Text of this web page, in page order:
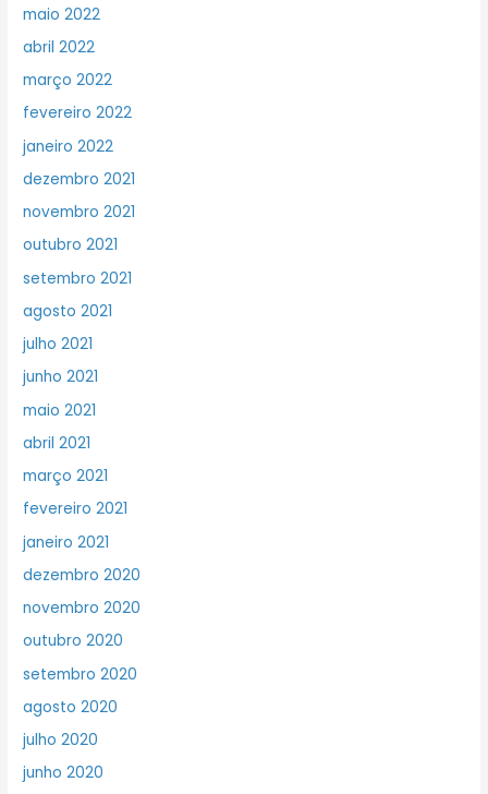
maio 2022
abril 2022
março 2022
fevereiro 2022
janeiro 2022
dezembro 2021
novembro 2021
outubro 2021
setembro 2021
agosto 2021
julho 2021
junho 2021
maio 2021
abril 2021
março 2021
fevereiro 2021
janeiro 2021
dezembro 2020
novembro 2020
outubro 2020
setembro 2020
agosto 2020
julho 2020
junho 2020